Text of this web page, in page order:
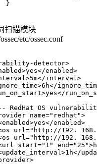
}
扫描模块
etc/ossec.conf
detector>
enabled>
interval>
RedHat OS
name="redhat">
enabled>
url="http://192.
url="http://192.
start="1"